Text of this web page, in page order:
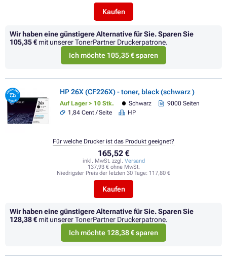
Kaufen
Wir haben eine günstigere Alternative für Sie.Sparen Sie
105,35 € mit unserer TonerPartner Druckerpatrone.
Ich möchte 105,35 € sparen
HP 26X (CF226X) - toner, black (schwarz )
Auf Lager > 10 Stk. Schwarz
9000 Seiten
1,84 Cent / Seite
HP
165,52 €
inkl. MwSt. zzgl. Versand
137,93 € ohne MwSt.
Niedrigster Preis der letzten 30 Tage: 117,80 €
Kaufen
Für welche Drucker ist das Produkt geeignet?
Wir haben eine günstigere Alternative für Sie.Sparen Sie
128,38 € mit unserer TonerPartner Druckerpatrone.
Ich möchte 128,38 € sparen